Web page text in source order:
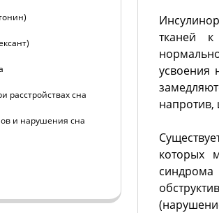
тканей
усвоения
напротив,
которых
расстройствах сна
и нарушения сна